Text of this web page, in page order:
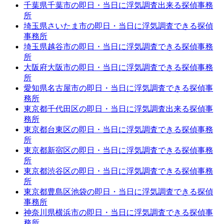
千葉県千葉市の即日・当日に浮気調査出来る探偵事務
所
埼玉県さいたま市の即日・当日に浮気調査できる探偵
事務所
埼玉県越谷市の即日・当日に浮気調査できる探偵事務
所
大阪府大阪市の即日・当日に浮気調査できる探偵事務
所
愛知県名古屋市の即日・当日に浮気調査できる探偵事
務所
東京都千代田区の即日・当日に浮気調査出来る探偵事
務所
東京都台東区の即日・当日に浮気調査できる探偵事務
所
東京都新宿区の即日・当日に浮気調査できる探偵事務
所
東京都渋谷区の即日・当日に浮気調査できる探偵事務
所
東京都豊島区池袋の即日・当日に浮気調査できる探偵
事務所
神奈川県横浜市の即日・当日に浮気調査できる探偵事